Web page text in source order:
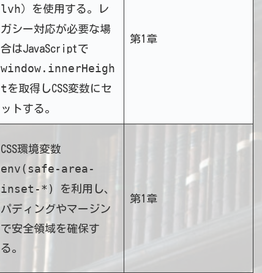
lvh）を使用する。レ
ガシー対応が必要な場
合はJavaScriptで
window.innerHeigh
t を取得しCSS変数にセ
ットする。
第1章
CSS環境変数
env(safe-area-
inset-*)
を利用し、
パディングやマージン
で安全領域を確保す
る。
第1章